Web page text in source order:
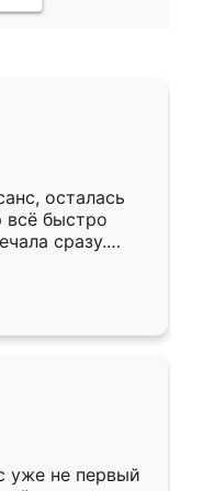
осталась
всё быстро
сразу.
подошёл к
Собрали
даже
уже не первый